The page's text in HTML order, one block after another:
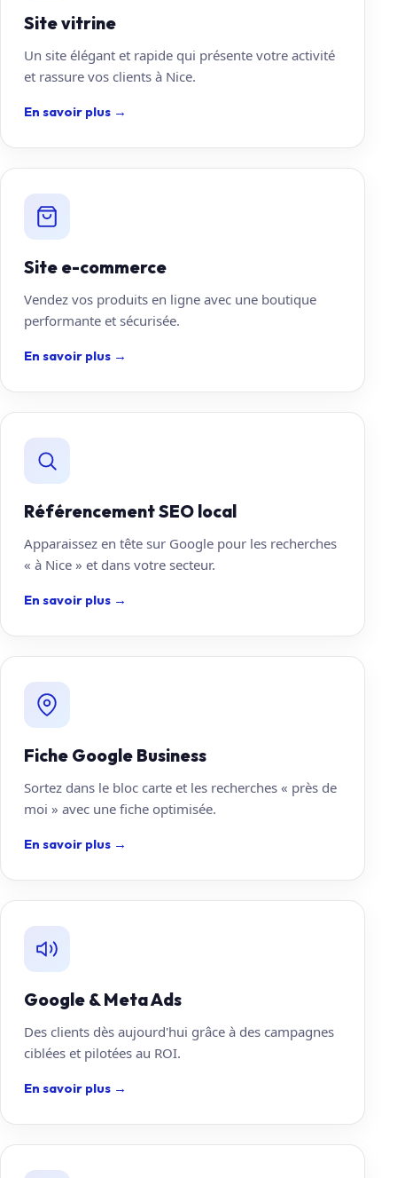
Site vitrine
Un site élégant et rapide qui présente votre activité
et rassure vos clients à Nice.
En savoir plus →
Site e-commerce
Vendez vos produits en ligne avec une boutique
performante et sécurisée.
En savoir plus →
Référencement SEO local
Apparaissez en tête sur Google pour les recherches
« à Nice » et dans votre secteur.
En savoir plus →
Fiche Google Business
Sortez dans le bloc carte et les recherches « près de
moi » avec une fiche optimisée.
En savoir plus →
Google & Meta Ads
Des clients dès aujourd'hui grâce à des campagnes
ciblées et pilotées au ROI.
En savoir plus →